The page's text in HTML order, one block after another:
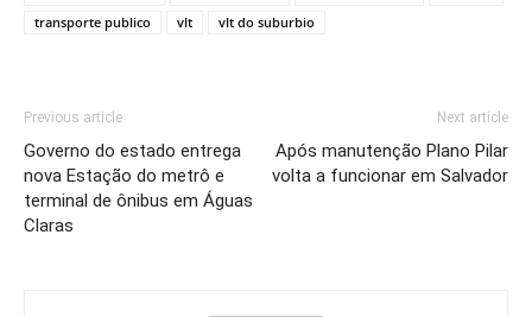
transporte publico
vlt vlt do suburbio
Previous article
Governo do estado entrega
nova Estação do metrô e
terminal de ônibus em Águas
Claras
Next article
Após manutenção Plano Pilar
volta a funcionar em Salvador